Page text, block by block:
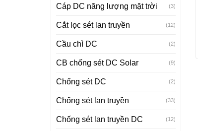
Cáp DC năng lượng mặt trời (3)
Cắt lọc sét lan truyền (12)
Cầu chì DC (2)
CB chống sét DC Solar (9)
Chống sét DC (2)
Chống sét lan truyền (33)
Chống sét lan truyền DC (12)